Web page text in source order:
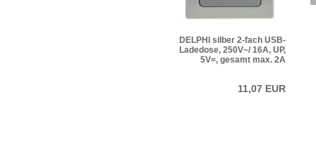
DELPHI silber 2-fach USB-
Ladedose, 250V~/ 16A, UP,
5V=, gesamt max. 2A
11,07 EUR